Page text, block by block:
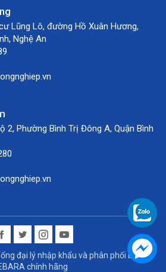
Lũng Lô, đường Hồ Xuân Hương,
Nghệ An
2, Phường Bình Trị Đông A, Quận Bình
đại lý nhập khẩu và phân phối bơm
chính hãng